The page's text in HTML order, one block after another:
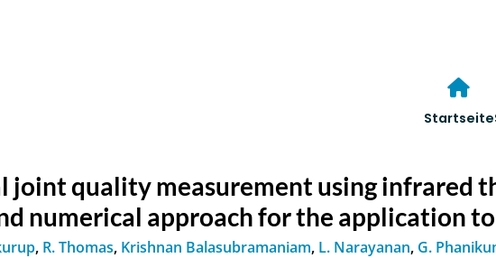
Startseite
joint quality measurement using infrared
numerical approach for the application
, R. Thomas, Krishnan Balasubramaniam, L. Narayanan, G.